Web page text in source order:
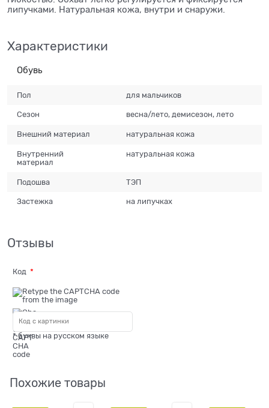
липучками. Натуральная кожа, внутри и снаружи.
Характеристики
Обувь
Пол для мальчиков
Сезон весна/лето, демисезон, лето
Внешний материал натуральная кожа
Внутренний
материал
натуральная кожа
Подошва ТЭП
Застежка на липучках
Отзывы
Код
* буквы на русском языке
Похожие товары